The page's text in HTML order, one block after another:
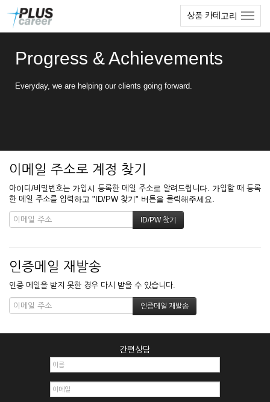
상품 카테고리
Progress & Achievements
Everyday, we are helping our clients going forward.
이메일 주소로 계정 찾기
아이디/비밀번호는 가입시 등록한 메일 주소로 알려드립니다. 가입할 때 등록
한 메일 주소를 입력하고 "ID/PW 찾기" 버튼을 클릭해주세요.
인증메일 재발송
인증 메일을 받지 못한 경우 다시 받을 수 있습니다.
간편상담